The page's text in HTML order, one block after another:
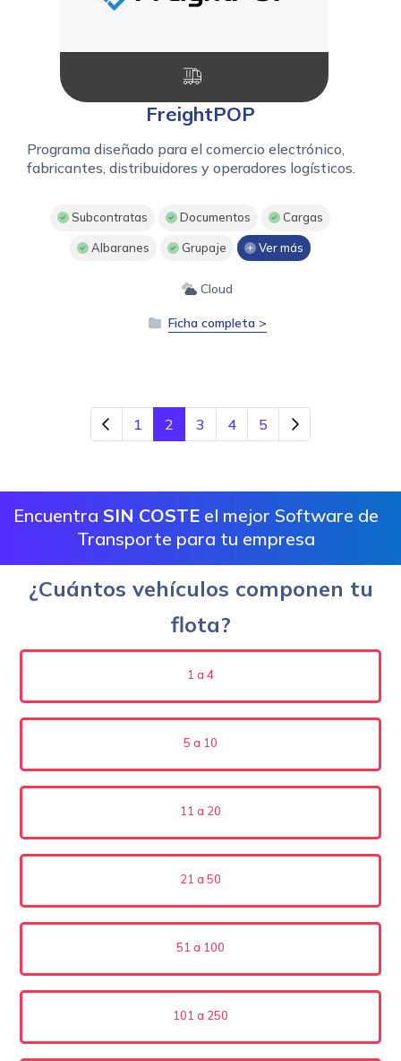
FreightPOP
Programa diseñado para el comercio electrónico,
fabricantes, distribuidores y operadores logísticos.
Subcontratas Documentos Cargas
Albaranes Grupaje Ver más
Cloud
Ficha completa >
1 2 3 4 5
Encuentra SIN COSTE el mejor Software de
Transporte para tu empresa
¿Cuántos vehículos componen tu
flota?
1 a 4
5 a 10
11 a 20
21 a 50
51 a 100
101 a 250